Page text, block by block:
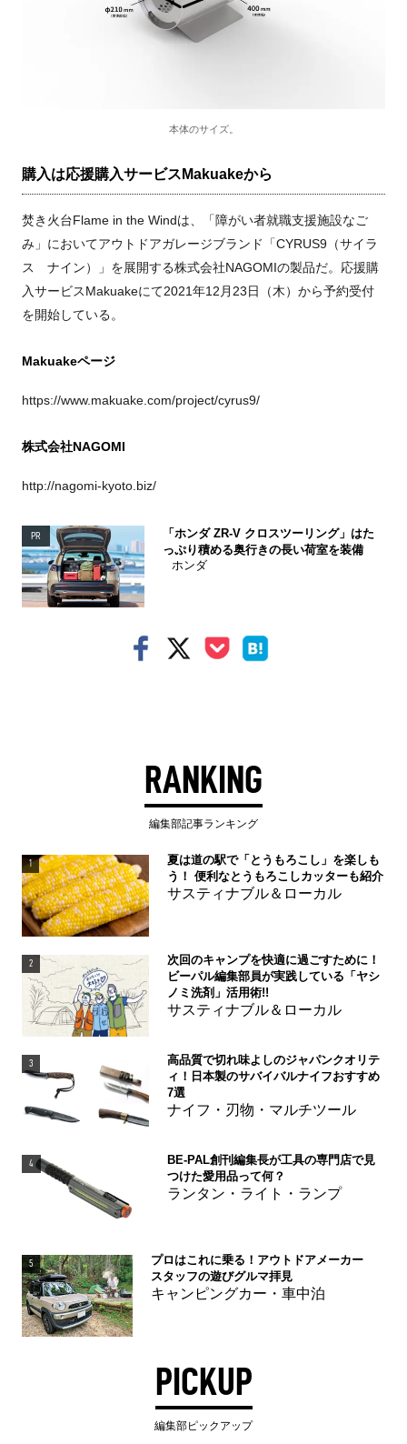
本体のサイズ。
購入は応援購入サービスMakuakeから
焚き火台Flame in the Windは、「障がい者就職支援施設なご
み」においてアウトドアガレージブランド「CYRUS9（サイラ
ス ナイン）」を展開する株式会社NAGOMIの製品だ。応援購
入サービスMakuakeにて2021年12月23日（木）から予約受付
を開始している。
Makuakeページ
https://www.makuake.com/project/cyrus9/
株式会社NAGOMI
http://nagomi-kyoto.biz/
PR
「ホンダ ZR-V クロスツーリング」はた
っぷり積める奥行きの長い荷室を装備
ホンダ
RANKING
編集部記事ランキング
1
夏は道の駅で「とうもろこし」を楽しも
う！ 便利なとうもろこしカッターも紹介
サスティナブル＆ローカル
2
次回のキャンプを快適に過ごすために！
ビーパル編集部員が実践している「ヤシ
ノミ洗剤」活用術!!
サスティナブル＆ローカル
3
高品質で切れ味よしのジャパンクオリテ
ィ！日本製のサバイバルナイフおすすめ
7選
ナイフ・刃物・マルチツール
4
BE-PAL創刊編集長が工具の専門店で見
つけた愛用品って何？
ランタン・ライト・ランプ
5
プロはこれに乗る！アウトドアメーカー
スタッフの遊びグルマ拝見
キャンピングカー・車中泊
PICKUP
編集部ピックアップ